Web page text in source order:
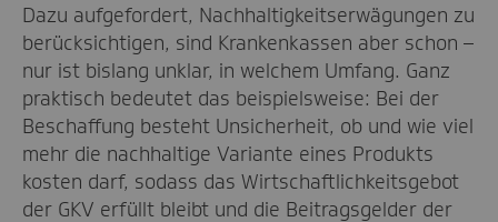
Dazu aufgefordert, Nachhaltigkeitserwägungen zu
berücksichtigen, sind Krankenkassen aber schon –
nur ist bislang unklar, in welchem Umfang. Ganz
praktisch bedeutet das beispielsweise: Bei der
Beschaffung besteht Unsicherheit, ob und wie viel
mehr die nachhaltige Variante eines Produkts
kosten darf, sodass das Wirtschaftlichkeitsgebot
der GKV erfüllt bleibt und die Beitragsgelder der